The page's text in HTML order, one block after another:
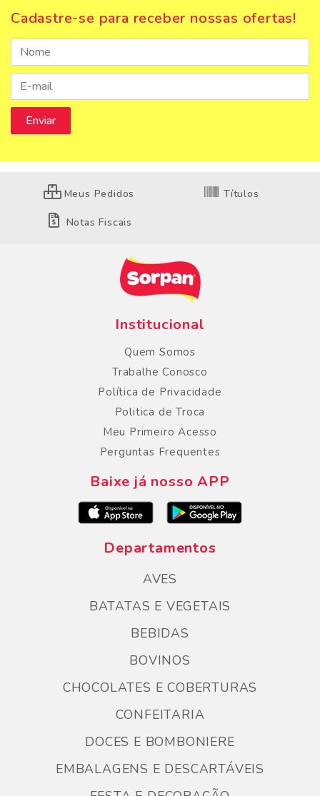
Cadastre-se para receber nossas ofertas!
Meus Pedidos Títulos
Notas Fiscais
Institucional
Quem Somos
Trabalhe Conosco
Política de Privacidade
Politica de Troca
Meu Primeiro Acesso
Perguntas Frequentes
Baixe já nosso APP
Departamentos
AVES
BATATAS E VEGETAIS
BEBIDAS
BOVINOS
CHOCOLATES E COBERTURAS
CONFEITARIA
DOCES E BOMBONIERE
EMBALAGENS E DESCARTÁVEIS